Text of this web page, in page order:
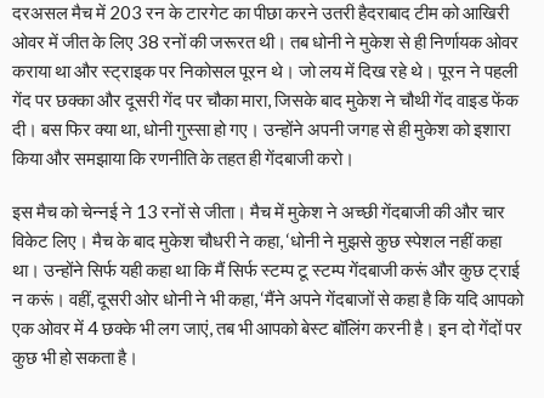
दरअसल मैच में 203 रन के टारगेट का पीछा करने उतरी हैदराबाद टीम को आखिरी
ओवर में जीत के लिए 38 रनों की जरूरत थी। तब धोनी ने मुकेश से ही निर्णायक ओवर
कराया था और स्ट्राइक पर निकोसल पूरन थे। जो लय में दिख रहे थे। पूरन ने पहली
गेंद पर छक्का और दूसरी गेंद पर चौका मारा, जिसके बाद मुकेश ने चौथी गेंद वाइड फेंक
दी। बस फिर क्या था, धोनी गुस्सा हो गए। उन्होंने अपनी जगह से ही मुकेश को इशारा
किया और समझाया कि रणनीति के तहत ही गेंदबाजी करो।
इस मैच को चेन्नई ने 13 रनों से जीता। मैच में मुकेश ने अच्छी गेंदबाजी की और चार
विकेट लिए। मैच के बाद मुकेश चौधरी ने कहा, ‘धोनी ने मुझसे कुछ स्पेशल नहीं कहा
था। उन्होंने सिर्फ यही कहा था कि मैं सिर्फ स्टम्प टू स्टम्प गेंदबाजी करूं और कुछ ट्राई
न करूं। वहीं, दूसरी ओर धोनी ने भी कहा, ‘मैंने अपने गेंदबाजों से कहा है कि यदि आपको
एक ओवर में 4 छक्के भी लग जाएं, तब भी आपको बेस्ट बॉलिंग करनी है। इन दो गेंदों पर
कुछ भी हो सकता है।